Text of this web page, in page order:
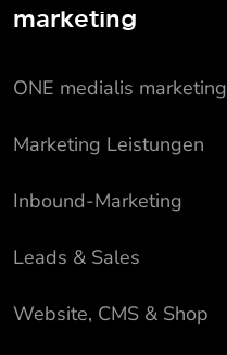
marketing
ONE medialis marketing
Marketing Leistungen
Inbound-Marketing
Leads & Sales
Website, CMS & Shop